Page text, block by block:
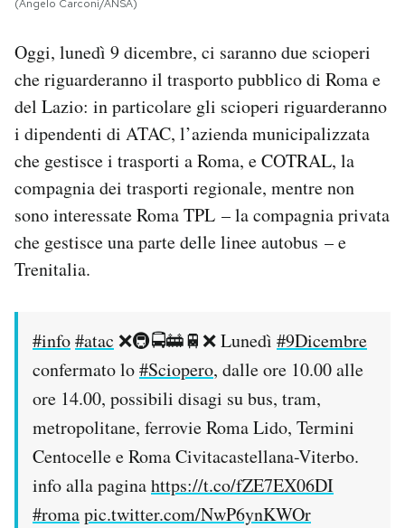
I MIEI PREFERITI
SHOP
CALENDARIO
AREA PERSONALE
Newsletter
Notifiche mobile
Esci
(Angelo Carconi/ANSA)
Oggi, lunedì 9 dicembre, ci saranno due scioperi
che riguarderanno il trasporto pubblico di Roma e
del Lazio: in particolare gli scioperi riguarderanno
i dipendenti di ATAC, l’azienda municipalizzata
che gestisce i trasporti a Roma, e COTRAL, la
compagnia dei trasporti regionale, mentre non
sono interessate Roma TPL – la compagnia privata
che gestisce una parte delle linee autobus – e
Trenitalia.
#info#atac ❌🚇🚍🚋🚆❌ Lunedì #9Dicembre
confermato lo#Sciopero, dalle ore 10.00 alle
ore 14.00, possibili disagi su bus, tram,
metropolitane, ferrovie Roma Lido, Termini
Centocelle e Roma Civitacastellana-Viterbo.
info alla paginahttps://t.co/fZE7EX06DI
#romapic.twitter.com/NwP6ynKWOr